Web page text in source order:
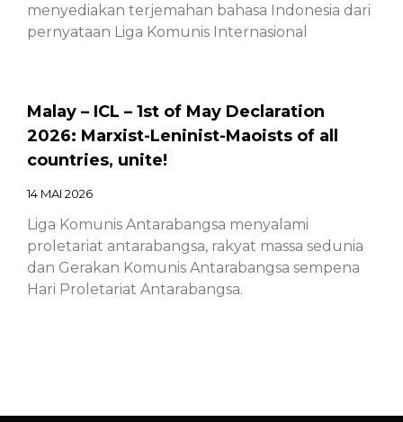
menyediakan terjemahan bahasa Indonesia dari
pernyataan Liga Komunis Internasional
Malay – ICL – 1st of May Declaration
2026: Marxist-Leninist-Maoists of all
countries, unite!
14 MAI 2026
Liga Komunis Antarabangsa menyalami
proletariat antarabangsa, rakyat massa sedunia
dan Gerakan Komunis Antarabangsa sempena
Hari Proletariat Antarabangsa.
countries, unite!